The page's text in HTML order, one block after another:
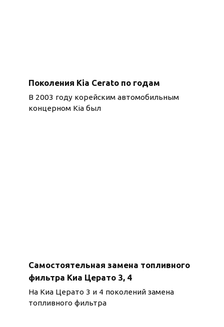
Поколения Kia Cerato по годам
В 2003 году корейским автомобильным
концерном Kia был
Самостоятельная замена топливного
фильтра Киа Церато 3, 4
На Киа Церато 3 и 4 поколений замена
топливного фильтра